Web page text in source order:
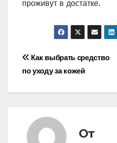
проживут в достатке.
Навигация
по
Как выбрать средство
по уходу за кожей
От